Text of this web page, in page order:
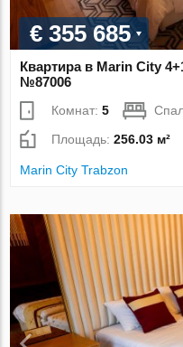
€ 355 685
Квартира в Marin City
№87006
Комнат:5
Площадь:256.03 м²
Marin City Trabzon